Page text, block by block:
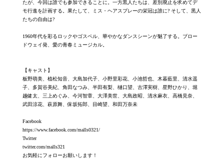
たが、今回は誰でも参加できることに。一方黒人たちは、差別廃止を求めてデ
モ行進を計画する。果たして、ミス・ヘアスプレーの栄冠は誰に? そして、黒人
たちの自由は?
1960年代を彩るロックやゴスペル、華やかなダンスシーンが魅了する。ブロー
ドウェイ発、愛の青春ミュージカル。
【キャスト】
板野萌美、植松知音、大島加代子、小野里彩花、小池哲也、木暮藍里、清水遥
子、多賀谷美紀、角田なつみ、半田有梨、樋口望、古澤実樹、星野ひかり、堀
越健太、三上めぐみ、今河智章、大澤美世、大島政昭、清水麻衣、高橋見奈、
武田涼花、萩原舞、保坂拓郎、目崎望、和田万奈未
Facebook
https://www.facebook.com/malls0321/
Twitter
twitter.com/malls321
お気軽にフォローお願いします！